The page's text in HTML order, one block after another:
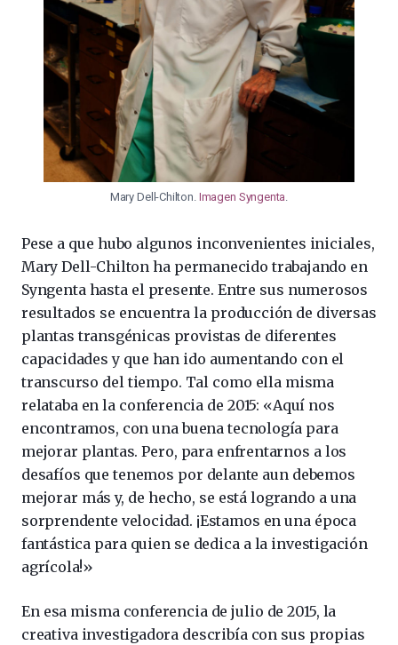
Mary Dell-Chilton. Imagen Syngenta
Pese a que hubo algunos inconvenientes iniciales,
Mary Dell-Chilton ha permanecido trabajando en
Syngenta hasta el presente. Entre sus numerosos
resultados se encuentra la producción de diversas
plantas transgénicas provistas de diferentes
capacidades y que han ido aumentando con el
transcurso del tiempo. Tal como ella misma
relataba en la conferencia de 2015: «Aquí nos
encontramos, con una buena tecnología para
mejorar plantas. Pero, para enfrentarnos a los
desafíos que tenemos por delante aun debemos
mejorar más y, de hecho, se está logrando a una
sorprendente velocidad. ¡Estamos en una época
fantástica para quien se dedica a la investigación
agrícola!»
En esa misma conferencia de julio de 2015, la
creativa investigadora describía con sus propias